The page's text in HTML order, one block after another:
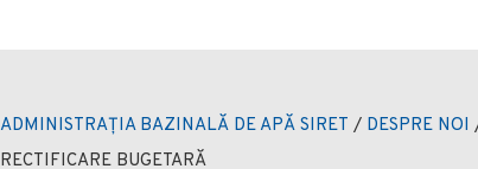
ADMINISTRAȚIA BAZINALĂ DE APĂ SIRET / DESPRE NOI
RECTIFICARE BUGETARĂ